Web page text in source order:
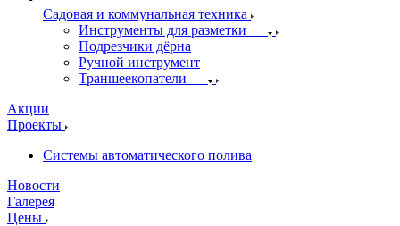
Садовая и коммунальная техника
Инструменты для разметки
Подрезчики дёрна
Ручной инструмент
Траншеекопатели
Акции
Проекты
Системы автоматического полива
Новости
Галерея
Цены